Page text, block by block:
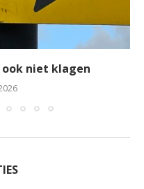
niet klagen